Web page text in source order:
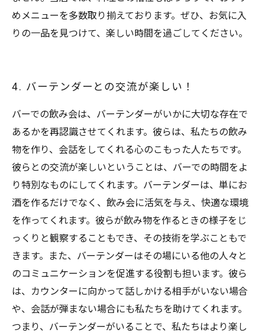
めメニューを多数取り揃えております。ぜひ、お気に入
りの一品を見つけて、楽しい時間を過ごしてください。
4. バーテンダーとの交流が楽しい！
バーでの飲み会は、バーテンダーがいかに大切な存在で
あるかを再認識させてくれます。彼らは、私たちの飲み
物を作り、会話をしてくれる心のこもった人たちです。
彼らとの交流が楽しいということは、バーでの時間をよ
り特別なものにしてくれます。バーテンダーは、単にお
酒を作るだけでなく、飲み会に活気を与え、快適な環境
を作ってくれます。彼らが飲み物を作るときの様子をじ
っくりと観察することもでき、その技術を学ぶこともで
きます。また、バーテンダーはその場にいる他の人々と
のコミュニケーションを促進する役割も担います。彼ら
は、カウンターに向かって話しかける相手がいない場合
や、会話が弾まない場合にも私たちを助けてくれます。
つまり、バーテンダーがいることで、私たちはより楽し